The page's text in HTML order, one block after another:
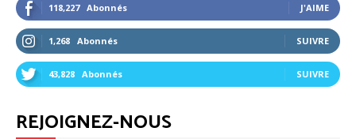
118,227 Abonnés J'AIME
1,268 Abonnés SUIVRE
43,828 Abonnés SUIVRE
REJOIGNEZ-NOUS